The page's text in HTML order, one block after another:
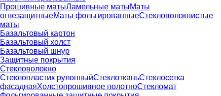
Прошивные матыЛамельные матыМаты
огнезащитныеМаты фольгированныеСтекловолокнистые
маты
Базальтовый картон
Базальтовый холст
Базальтовый шнур
Защитные покрытия
Стекловолокно
Стеклопластик рулонныйСтеклотканьСтеклосетка
фасаднаяХолстопрошивное полотноСтекломат